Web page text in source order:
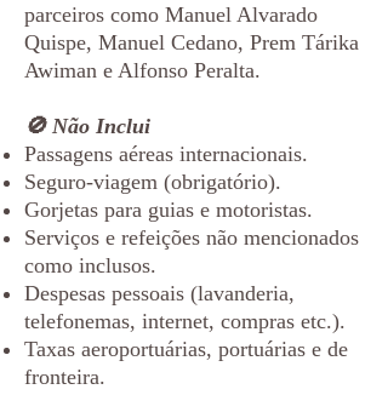
parceiros como Manuel Alvarado
Quispe, Manuel Cedano, Prem Tárika
Awiman e Alfonso Peralta.
🚫 Não Inclui
Passagens aéreas internacionais.
Seguro-viagem (obrigatório).
Gorjetas para guias e motoristas.
Serviços e refeições não mencionados
como inclusos.
Despesas pessoais (lavanderia,
telefonemas, internet, compras etc.).
Taxas aeroportuárias, portuárias e de
fronteira.